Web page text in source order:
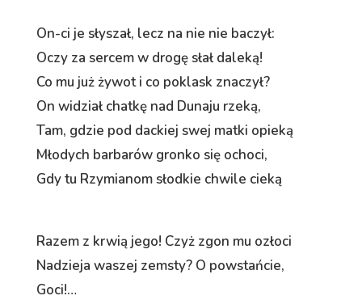
On-ci je słyszał, lecz na nie nie baczył:
Oczy za sercem w drogę słał daleką!
Co mu już żywot i co poklask znaczył?
On widział chatkę nad Dunaju rzeką,
Tam, gdzie pod dackiej swej matki opieką
Młodych barbarów gronko się ochoci,
Gdy tu Rzymianom słodkie chwile cieką
Razem z krwią jego! Czyż zgon mu ozłoci
Nadzieja waszej zemsty? O powstańcie,
Goci!…